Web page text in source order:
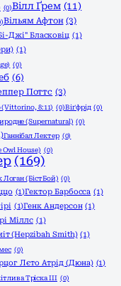
(0)Вілл Ґрем (11)
Вільям Афтон (3)
Джі" Бласковіц (1)
(1)
(0)
(6)
Поттс (3)
(Vittorino, 8:11) (0)Віґфрід (0)
(Supernatural) (0)
Ганнібал Лектер (0)
Owl House) (0)
(169)
Логан (БістБой) (0)
(1)Гектор Барбосса (1)
(1)Генк Андерсон (1)
Міллс (1)
(Hepzibah Smith) (1)
(0)
Лєто Атрід (Дюна) (1)
Тріска ІІІ (0)